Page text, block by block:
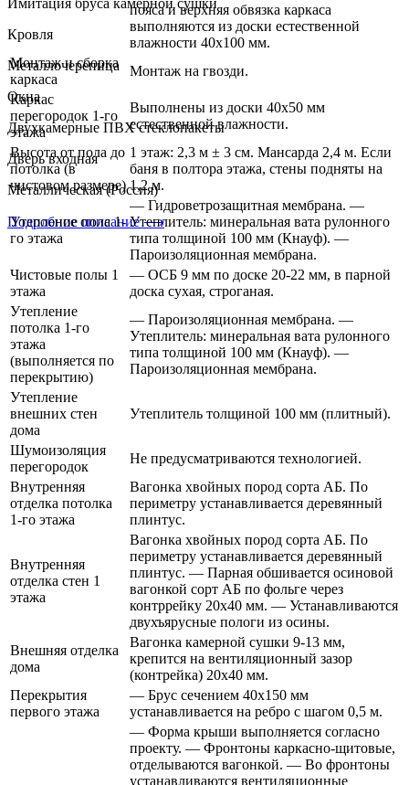
Имитация бруса камерной сушки
Кровля
Металлочерепица
Окна
Двухкамерные ПВХ стеклопакеты
Дверь входная
Металлическая (Россия)
Подробное описание ⟶
пояса и верхняя обвязка каркаса
выполняются из доски естественной
влажности 40х100 мм.
Монтаж и сборка
каркаса
Монтаж на гвозди.
Каркас
перегородок 1-го
этажа
Выполнены из доски 40х50 мм
естественной влажности.
Высота от пола до
потолка (в
чистовом размере)
1 этаж: 2,3 м ± 3 см. Мансарда 2,4 м. Если
баня в полтора этажа, стены подняты на
1,2 м.
Утепление пола 1-
го этажа
— Гидроветрозащитная мембрана. —
Утеплитель: минеральная вата рулонного
типа толщиной 100 мм (Кнауф). —
Пароизоляционная мембрана.
Чистовые полы 1
этажа
— ОСБ 9 мм по доске 20-22 мм, в парной
доска сухая, строганая.
Утепление
потолка 1-го
этажа
(выполняется по
перекрытию)
— Пароизоляционная мембрана. —
Утеплитель: минеральная вата рулонного
типа толщиной 100 мм (Кнауф). —
Пароизоляционная мембрана.
Утепление
внешних стен
дома
Утеплитель толщиной 100 мм (плитный).
Шумоизоляция
перегородок
Не предусматриваются технологией.
Внутренняя
отделка потолка
1-го этажа
Вагонка хвойных пород сорта АБ. По
периметру устанавливается деревянный
плинтус.
Внутренняя
отделка стен 1
этажа
Вагонка хвойных пород сорта АБ. По
периметру устанавливается деревянный
плинтус. — Парная обшивается осиновой
вагонкой сорт АБ по фольге через
контррейку 20х40 мм. — Устанавливаются
двухъярусные пологи из осины.
Внешняя отделка
дома
Вагонка камерной сушки 9-13 мм,
крепится на вентиляционный зазор
(контрейка) 20х40 мм.
Перекрытия
первого этажа
— Брус сечением 40х150 мм
устанавливается на ребро с шагом 0,5 м.
— Форма крыши выполняется согласно
проекту. — Фронтоны каркасно-щитовые,
отделываются вагонкой. — Во фронтоны
устанавливаются вентиляционные